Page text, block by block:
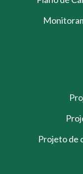
Projeto de